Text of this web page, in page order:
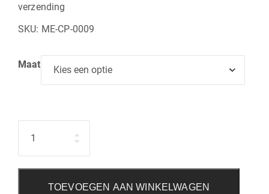
verzending
SKU: ME-CP-0009
Maat
TOEVOEGEN AAN WINKELWAGEN